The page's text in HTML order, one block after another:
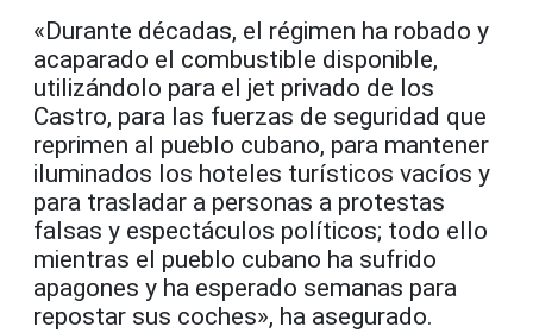
«Durante décadas, el régimen ha robado y
acaparado el combustible disponible,
utilizándolo para el jet privado de los
Castro, para las fuerzas de seguridad que
reprimen al pueblo cubano, para mantener
iluminados los hoteles turísticos vacíos y
para trasladar a personas a protestas
falsas y espectáculos políticos; todo ello
mientras el pueblo cubano ha sufrido
apagones y ha esperado semanas para
repostar sus coches», ha asegurado.